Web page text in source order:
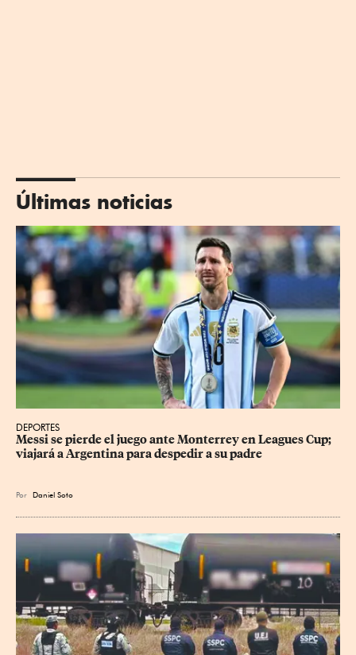
Últimas noticias
DEPORTES
Messi se pierde el juego ante Monterrey en Leagues Cup;
viajará a Argentina para despedir a su padre
Por Daniel Soto